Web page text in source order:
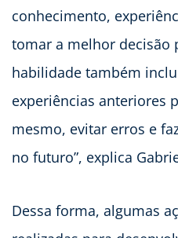
conhecimento,
tomar a melhor decisão
habilidade também
experiências anteriores
mesmo, evitar erros e
no futuro”, explica
Dessa forma, algumas